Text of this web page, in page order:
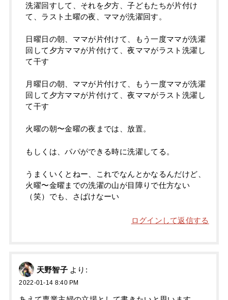
洗濯回すして、それを夕方、子どもたちが片付け
て、ラスト土曜の夜、ママが洗濯回す。
日曜日の朝、ママが片付けて、もう一度ママが洗濯
回して夕方ママが片付けて、夜ママがラスト洗濯し
て干す
月曜日の朝、ママが片付けて、もう一度ママが洗濯
回して夕方ママが片付けて、夜ママがラスト洗濯し
て干す
火曜の朝〜金曜の夜までは、放置。
もしくは、パパができる時に洗濯してる。
うまくいくとねー、これでなんとかなるんだけど、
火曜〜金曜までの洗濯の山が目障りで仕方ない
（笑）でも、さばけなーい
ログインして返信する
天野智子 より:
2022-01-14 8:40 PM